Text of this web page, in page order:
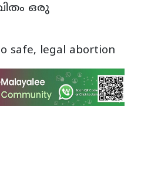
ഒരു
safe, legal abortion